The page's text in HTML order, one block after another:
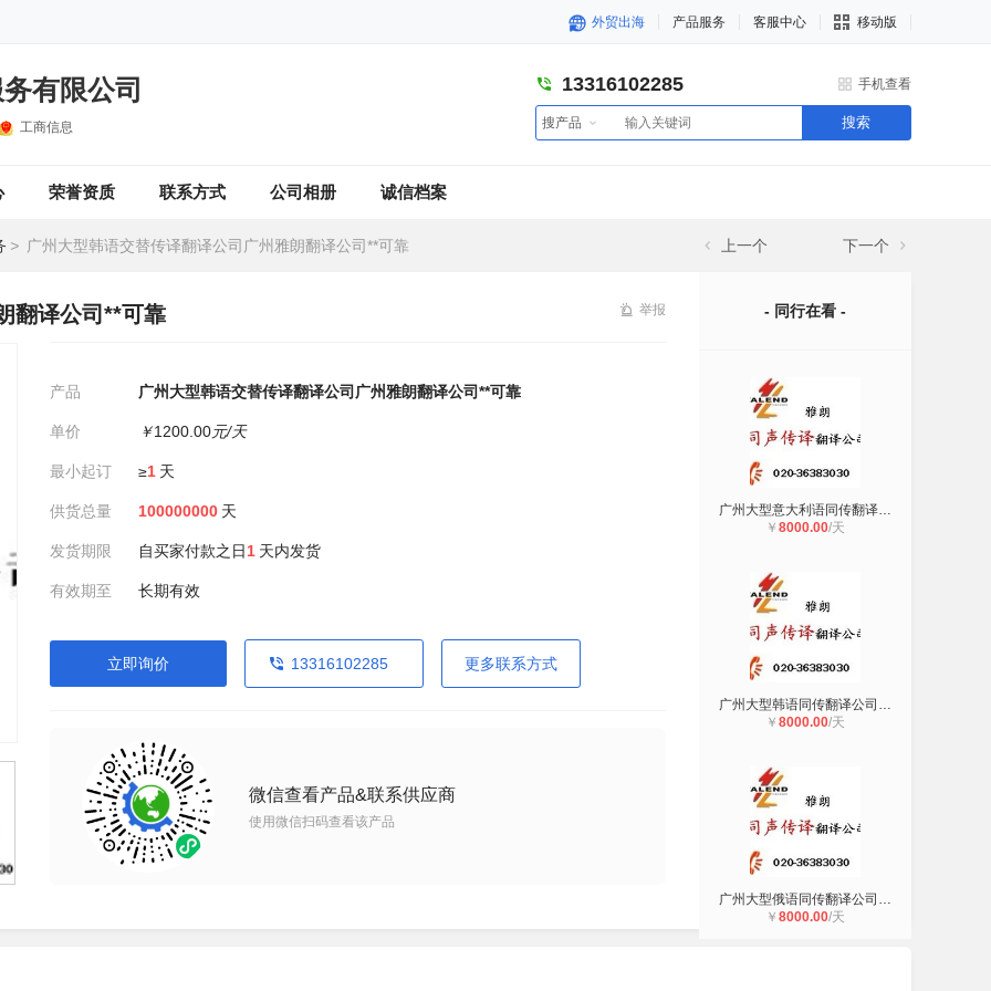
外贸出海 产品服务 客服中心 移动版
有限公司
工商信息
13316102285 手机查看
搜产品 搜索
荣誉资质 联系方式 公司相册 诚信档案
> 广州大型韩语交替传译翻译公司广州雅朗翻译公司**可靠 上一个 下一个
翻译公司**可靠 举报
产品 广州大型韩语交替传译翻译公司广州雅朗翻译公司**可靠
单价 ￥1200.00元/天
最小起订 ≥1 天
供货总量 100000000 天
发货期限 自买家付款之日1 天内发货
有效期至 长期有效
立即询价 13316102285 更多联系方式
微信查看产品&联系供应商
使用微信扫码查看该产品
- 同行在看 -
广州大型意大利语同传翻译公司广州雅
￥ 8000.00/天
广州大型韩语同传翻译公司广州雅朗翻
￥ 8000.00/天
广州大型俄语同传翻译公司广州雅朗翻
￥ 8000.00/天